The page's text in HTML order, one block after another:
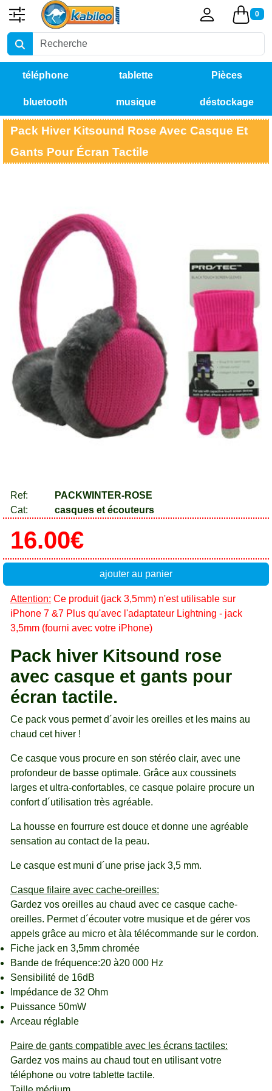
0
téléphone tablette Pièces
détachées
bluetooth musique déstockage
Pack Hiver Kitsound Rose Avec Casque Et
Gants Pour Écran Tactile
Ref:
PACKWINTER-ROSE
Cat:
casques et écouteurs
16.00€
ajouter au panier
Attention: Ce produit (jack 3,5mm) n'est utilisable sur
iPhone 7 &7 Plus qu'avec l'adaptateur Lightning - jack
3,5mm (fourni avec votre iPhone)
Pack hiver Kitsound rose
avec casque et gants pour
écran tactile.
Ce pack vous permet d´avoir les oreilles et les mains au
chaud cet hiver !
Ce casque vous procure en son stéréo clair, avec une
profondeur de basse optimale. Grâce aux coussinets
larges et ultra-confortables, ce casque polaire procure un
confort d´utilisation très agréable.
La housse en fourrure est douce et donne une agréable
sensation au contact de la peau.
Le casque est muni d´une prise jack 3,5 mm.
Casque filaire avec cache-oreilles:
Gardez vos oreilles au chaud avec ce casque cache-
oreilles. Permet d´écouter votre musique et de gérer vos
appels grâce au micro et àla télécommande sur le cordon.
Fiche jack en 3,5mm chromée
Bande de fréquence:20 à20 000 Hz
Sensibilité de 16dB
Impédance de 32 Ohm
Puissance 50mW
Arceau réglable
Paire de gants compatible avec les écrans tactiles:
Gardez vos mains au chaud tout en utilisant votre
téléphone ou votre tablette tactile.